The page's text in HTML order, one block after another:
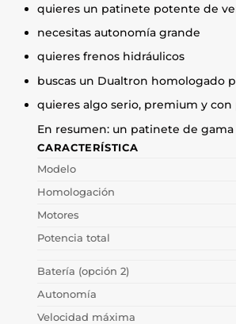
quieres un patinete potente de
necesitas autonomía grande
quieres frenos hidráulicos
buscas un Dualtron homologado
quieres algo serio, premium y con
En resumen: un patinete de
CARACTERÍSTICA
Modelo
Homologación
Motores
Potencia total
Batería (opción 2)
Autonomía
Velocidad máxima